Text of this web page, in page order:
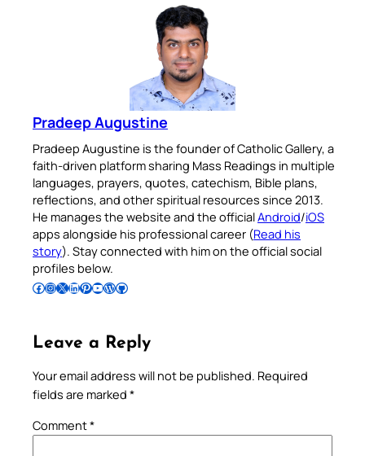
Pradeep Augustine
Pradeep Augustine is the founder of Catholic Gallery, a
faith-driven platform sharing Mass Readings in multiple
languages, prayers, quotes, catechism, Bible plans,
reflections, and other spiritual resources since 2013.
He manages the website and the officialAndroid/iOS
apps alongside his professional career (Read his
story). Stay connected with him on the official social
profiles below.
Follow Pradeep on Facebook Follow Pradeep on InstagramFollow Pradeep on X Follow Pradeep on LinkedIn Follow Pradeep on Pinterest Subscribe to Pradeep’s Youtube Channel Follow Pradeep on WordPress Follow Pradeep on GitHub
Leave a Reply
Your email address will not be published. Required
fields are marked *
Comment*